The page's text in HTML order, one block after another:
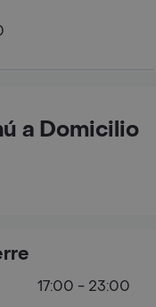
a Domicilio
17:00 - 23:00